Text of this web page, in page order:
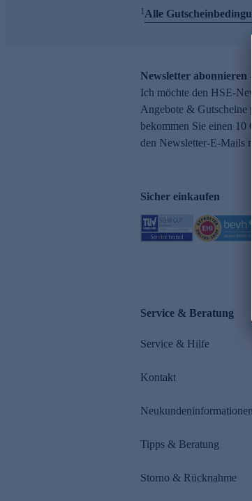
1Alle
Newsletter abonnieren
Ich möchte den HSE-
Angebote & Gutscheine
bekommen Sie einen
den Newsletter-E-Mails
Sicher einkaufen
Service & Beratung
Service & Hilfe
Kontakt
Neukundeninformationen
Tipps & Beratung
Storno & Rücknahme